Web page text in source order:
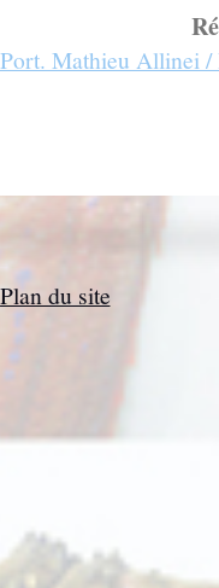
Mathieu Allinei /
Plan du site